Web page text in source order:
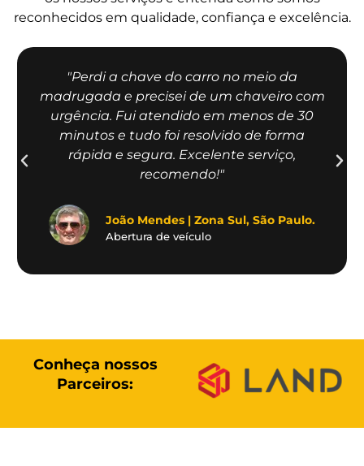
reconhecidos em qualidade, confiança e excelência.
"Perdi a chave do carro no meio da
madrugada e precisei de um chaveiro com
urgência. Fui atendido em menos de 30
minutos e tudo foi resolvido de forma
rápida e segura. Excelente serviço,
recomendo!"
João Mendes | Zona Sul, São Paulo.
Abertura de veículo
Conheça nossos
Parceiros: